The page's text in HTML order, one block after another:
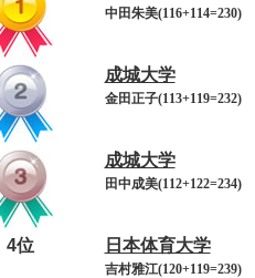
中田朱美(116+114=230)
成城大学
金田正子(113+119=232)
成城大学
田中成美(112+122=234)
4位 日本体育大学
吉村雅江(120+119=239)